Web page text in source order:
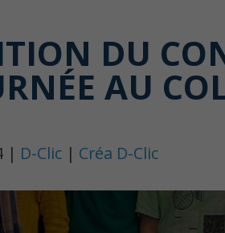
DU
AU
| D-Clic | Créa D-Clic